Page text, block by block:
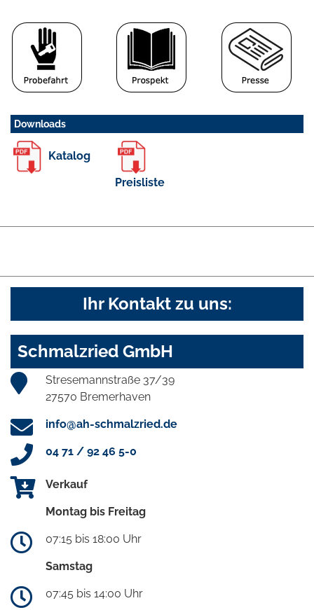
Downloads
Katalog
Preisliste
Ihr Kontakt zu uns:
Schmalzried GmbH
Stresemannstraße 37/39
27570 Bremerhaven
info@ah-schmalzried.de
04 71 / 92 46 5-0
Verkauf
Montag bis Freitag
07:15 bis 18:00 Uhr
Samstag
07:45 bis 14:00 Uhr